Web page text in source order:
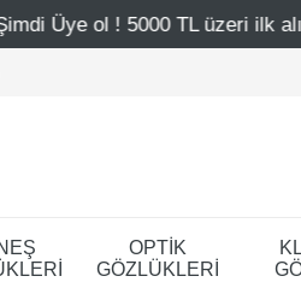
üzeri ilk alışverişinde 500 TL
OPTİK
GÖZLÜKLERİ